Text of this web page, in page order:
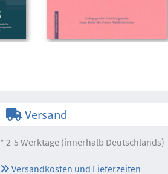
Versand
* 2-5 Werktage (innerhalb Deutschlands)
Versandkosten und Lieferzeiten